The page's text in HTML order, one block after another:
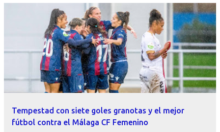
Tempestad con siete goles granotas y el mejor
fútbol contra el Málaga CF Femenino